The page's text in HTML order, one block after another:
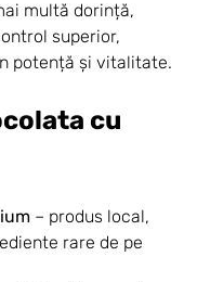
multă dorință,
superior,
potență și vitalitate.
cu
– produs local,
rare de pe